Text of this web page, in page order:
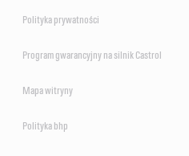
Polityka prywatności
Program gwarancyjny na silnik Castrol
Mapa witryny
Polityka bhp